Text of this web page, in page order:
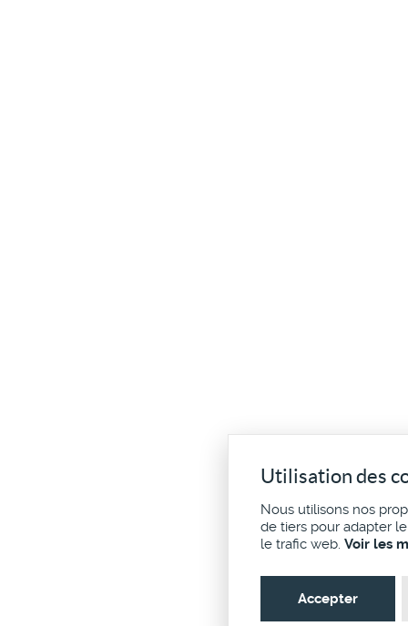
Utilisation des
Nous utilisons nos
de tiers pour adapter
le trafic web. Voir les
Accepter